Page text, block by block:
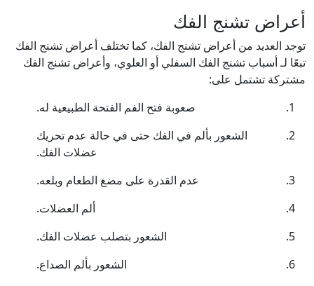
أعراض تشنج الفك
توجد العديد من أعراض تشنج الفك، كما تختلف أعراض تشنج الفك
تبعًا لـ أسباب تشنج الفك السفلي أو العلوي، وأعراض تشنج الفك
مشتركة تشتمل على:
صعوبة فتح الفم الفتحة الطبيعية له.
الشعور بألم في الفك حتى في حالة عدم تحريك
عضلات الفك.
عدم القدرة على مضغ الطعام وبلعه.
ألم العضلات.
الشعور بتصلب عضلات الفك.
الشعور بألم الصداع.